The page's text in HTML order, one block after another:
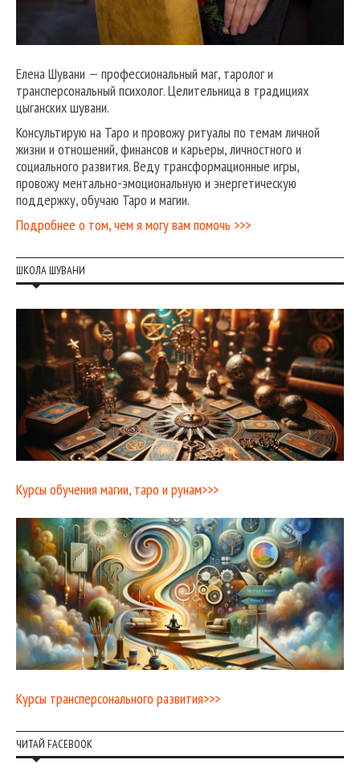
Елена Шувани — профессиональный маг, таролог и
трансперсональный психолог. Целительница в традициях
цыганских шувани.
Консультирую на Таро и провожу ритуалы по темам личной
жизни и отношений, финансов и карьеры, личностного и
социального развития. Веду трансформационные игры,
провожу ментально-эмоциональную и энергетическую
поддержку, обучаю Таро и магии.
Подробнее о том, чем я могу вам помочь >>>
ШКОЛА ШУВАНИ
Курсы обучения магии, таро и рунам>>>
Курсы трансперсонального развития>>>
ЧИТАЙ FACEBOOK